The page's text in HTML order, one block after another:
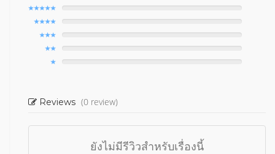
Reviews (0 review)
ยังไม่มีรีวิวสำหรับเรื่องนี้